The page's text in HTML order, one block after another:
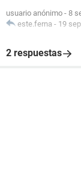
usuario anónimo - 8
este.ferna - 19
2 respuestas